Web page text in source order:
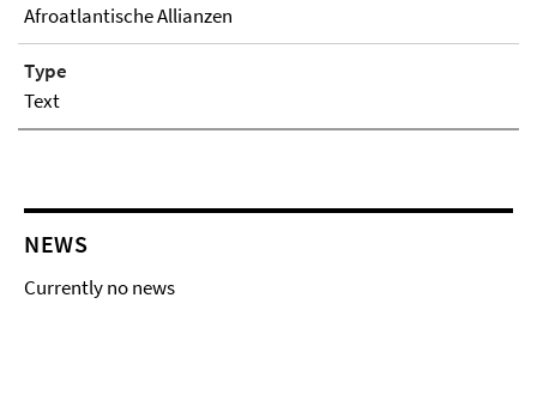
Afroatlantische Allianzen
Type
Text
NEWS
Currently no news